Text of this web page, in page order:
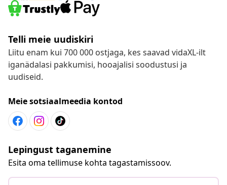
Telli meie uudiskiri
Liitu enam kui 700 000 ostjaga, kes saavad vidaXL-ilt
iganädalasi pakkumisi, hooajalisi soodustusi ja
uudiseid.
Meie sotsiaalmeedia kontod
Lepingust taganemine
Esita oma tellimuse kohta tagastamissoov.